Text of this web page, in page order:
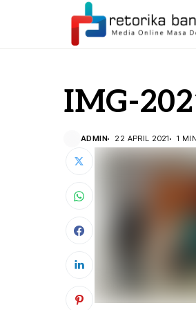
IMG-
ADMIN 22 APRIL 2021 1